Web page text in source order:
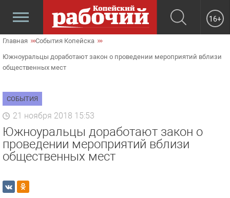
16+
Главная События Копейска
Южноуральцы доработают закон о проведении мероприятий вблизи
общественных мест
СОБЫТИЯ
21 ноября 2018 15:53
Южноуральцы доработают закон о
проведении мероприятий вблизи
общественных мест